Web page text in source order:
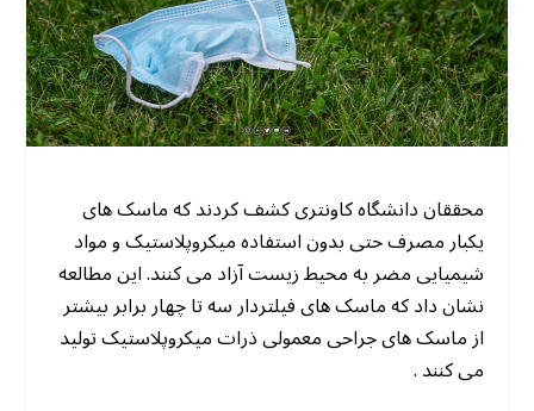
محققان دانشگاه کاونتری کشف کردند که ماسک های
یکبار مصرف حتی بدون استفاده میکروپلاستیک و مواد
شیمیایی مضر به محیط زیست آزاد می کنند. این مطالعه
نشان داد که ماسک های فیلتردار سه تا چهار برابر بیشتر
از ماسک های جراحی معمولی ذرات میکروپلاستیک تولید
می کنند .